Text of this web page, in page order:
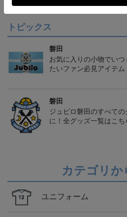
トピックス
磐田
お気に入りの小物でい
たいファン必見アイテム
磐田
ジュビロ磐田のすべて
に！全グッズ一覧はこち
カテゴリか
ユニフォーム